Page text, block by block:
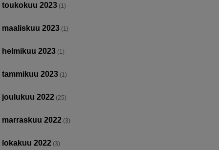
toukokuu 2023 (1)
maaliskuu 2023 (1)
helmikuu 2023 (1)
tammikuu 2023 (1)
joulukuu 2022 (25)
marraskuu 2022 (3)
lokakuu 2022 (3)